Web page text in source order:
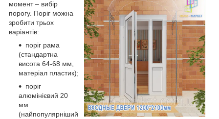
момент – вибір
порогу. Поріг можна
зробити трьох
варіантів:
поріг рама
(стандартна
висота 64-68 мм,
матеріал пластик);
поріг
алюмінієвий 20
мм
(найпопулярніший